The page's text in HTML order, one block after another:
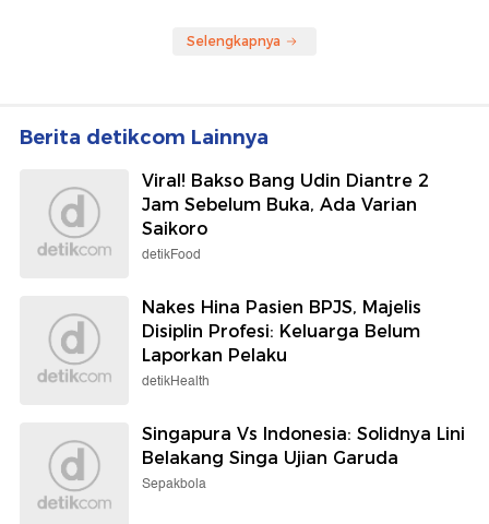
Selengkapnya
Berita detikcom Lainnya
Viral! Bakso Bang Udin Diantre 2
Jam Sebelum Buka, Ada Varian
Saikoro
detikFood
Nakes Hina Pasien BPJS, Majelis
Disiplin Profesi: Keluarga Belum
Laporkan Pelaku
detikHealth
Singapura Vs Indonesia: Solidnya Lini
Belakang Singa Ujian Garuda
Sepakbola